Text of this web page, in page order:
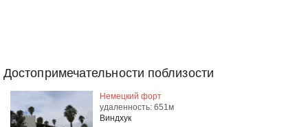
Достопримечательности поблизости
Немецкий форт
удаленность: 651м
Виндхук